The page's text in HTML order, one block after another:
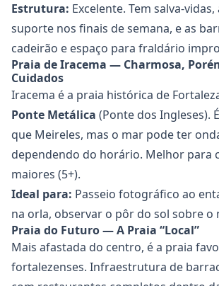
Estrutura: Excelente. Tem salva-
suporte nos finais de semana, e as
cadeirão e espaço para fraldário
Praia de Iracema — Charmosa,
Cuidados
Iracema é a praia histórica de
Ponte Metálica (Ponte dos Ingleses).
que Meireles, mas o mar pode ter
dependendo do horário. Melhor para
maiores (5+).
Ideal para: Passeio fotográfico ao
na orla, observar o pôr do sol sobre o
Praia do Futuro — A Praia “Local”
Mais afastada do centro, é a praia
fortalezenses. Infraestrutura de